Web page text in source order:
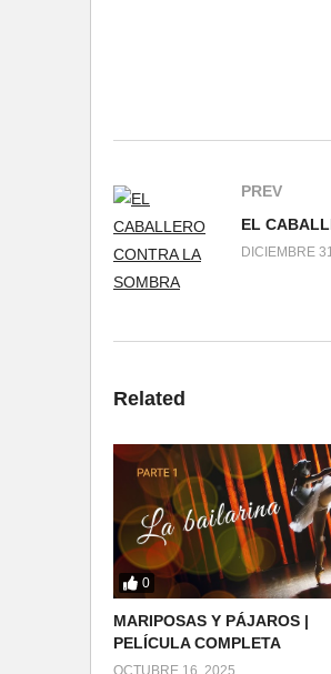
PREV
DICIEMBRE
Related
0
MARIPOSAS Y PÁJAROS |
PELÍCULA COMPLETA
OCTUBRE 16, 2025